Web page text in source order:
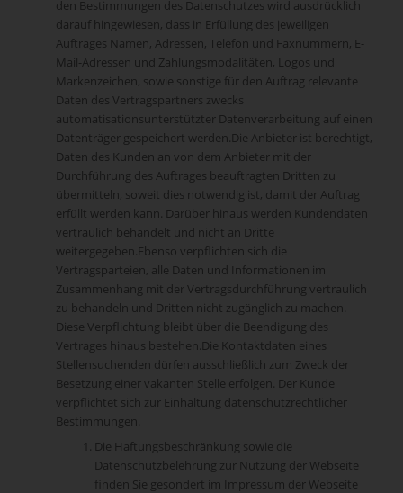
den Bestimmungen des Datenschutzes wird ausdrücklich
darauf hingewiesen, dass in Erfüllung des jeweiligen
Auftrages Namen, Adressen, Telefon und Faxnummern, E-
Mail-Adressen und Zahlungsmodalitäten, Logos und
Markenzeichen, sowie sonstige für den Auftrag relevante
Daten des Vertragspartners zwecks
automatisationsunterstützter Datenverarbeitung auf einen
Datenträger gespeichert werden.Die Anbieter ist berechtigt,
Daten des Kunden an von dem Anbieter mit der
Durchführung des Auftrages beauftragten Dritten zu
übermitteln, soweit dies notwendig ist, damit der Auftrag
erfüllt werden kann. Darüber hinaus werden Kundendaten
vertraulich behandelt und nicht an Dritte
weitergegeben.Ebenso verpflichten sich die
Vertragsparteien, alle Daten und Informationen im
Zusammenhang mit der Vertragsdurchführung vertraulich
zu behandeln und Dritten nicht zugänglich zu machen.
Diese Verpflichtung bleibt über die Beendigung des
Vertrages hinaus bestehen.Die Kontaktdaten eines
Stellensuchenden dürfen ausschließlich zum Zweck der
Besetzung einer vakanten Stelle erfolgen. Der Kunde
verpflichtet sich zur Einhaltung datenschutzrechtlicher
Bestimmungen.
Die Haftungsbeschränkung sowie die
Datenschutzbelehrung zur Nutzung der Webseite
finden Sie gesondert im Impressum der Webseite